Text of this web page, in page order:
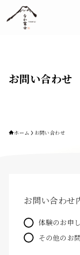
お問い合わせ
ホーム お問い合わせ
お問い合わせ
体験のお申
その他のお